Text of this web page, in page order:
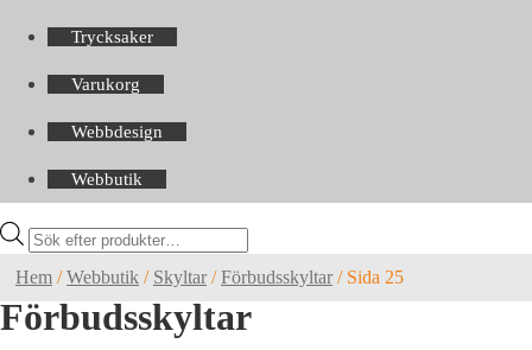
Trycksaker
Varukorg
Webbdesign
Webbutik
Products
Hem /Webbutik / Skyltar /Förbudsskyltar / Sida 25
Förbudsskyltar